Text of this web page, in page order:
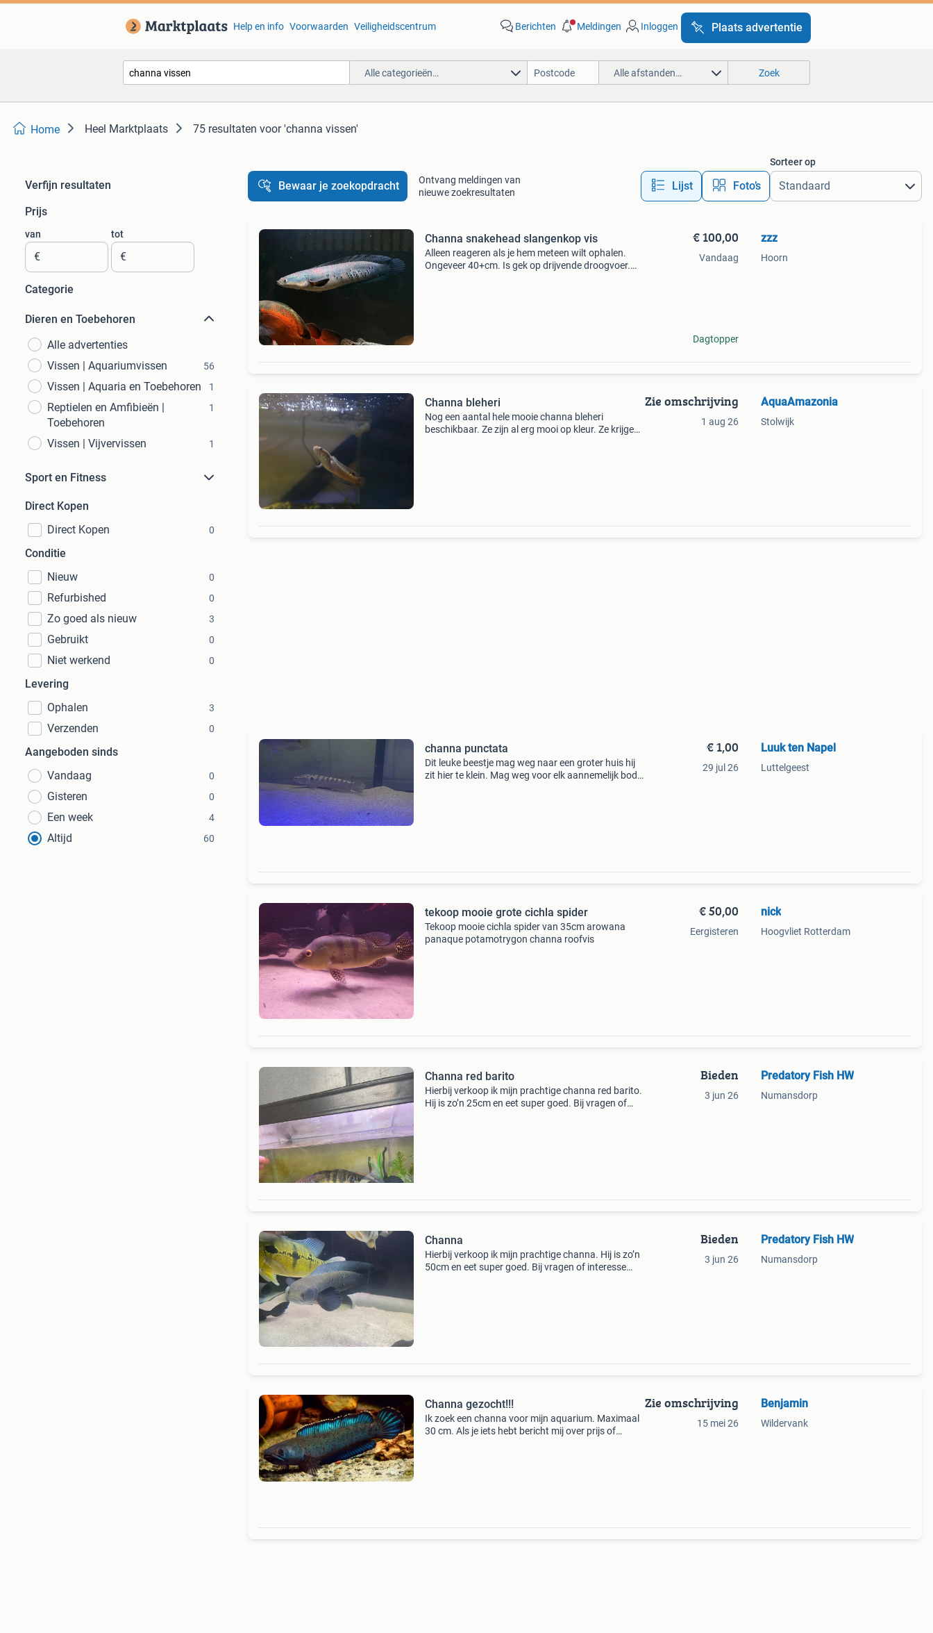
Help en info Voorwaarden Veiligheidscentrum Berichten Meldingen Inloggen Plaats advertentie
Alle categorieën… Alle afstanden… Zoek
Home Heel Marktplaats 75 resultaten voor 'channa vissen'
Verfijn resultaten
Prijs
van
€
tot
€
Categorie
Dieren en Toebehoren
Alle advertenties
Vissen | Aquariumvissen
56
Vissen | Aquaria en Toebehoren 1
Reptielen en Amfibieën |
Toebehoren
1
Vissen | Vijvervissen 1
Sport en Fitness
Direct Kopen
Direct Kopen
0
Conditie
Nieuw
0
Refurbished 0
Zo goed als nieuw 3
Gebruikt 0
Niet werkend 0
Levering
Ophalen
3
Verzenden 0
Aangeboden sinds
Vandaag
0
Gisteren 0
Een week 4
Altijd 60
Bewaar je zoekopdracht
Ontvang meldingen van
nieuwe zoekresultaten
Lijst Foto’s
Sorteer op
Channa snakehead slangenkop vis
Alleen reageren als je hem meteen wilt ophalen.
Ongeveer 40+cm. Is gek op drijvende droogvoer.
€ 100,00
Vandaag
Dagtopper
zzz
Hoorn
Channa bleheri
Nog een aantal hele mooie channa bleheri
beschikbaar. Ze zijn al erg mooi op kleur. Ze krijgen
Zie omschrijving
1 aug 26
AquaAmazonia
Stolwijk
channa punctata
Dit leuke beestje mag weg naar een groter huis hij
zit hier te klein. Mag weg voor elk aannemelijk bod
€ 1,00
29 jul 26
Luuk ten Napel
Luttelgeest
tekoop mooie grote cichla spider
Tekoop mooie cichla spider van 35cm arowana
panaque potamotrygon channa roofvis
€ 50,00
Eergisteren
nick
Hoogvliet Rotterdam
Channa red barito
Hierbij verkoop ik mijn prachtige channa red barito.
Hij is zo’n 25cm en eet super goed. Bij vragen of
Bieden
3 jun 26
Predatory Fish HW
Numansdorp
Channa
Hierbij verkoop ik mijn prachtige channa. Hij is zo’n
50cm en eet super goed. Bij vragen of interesse
Bieden
3 jun 26
Predatory Fish HW
Numansdorp
Channa gezocht!!!
Ik zoek een channa voor mijn aquarium. Maximaal
30 cm. Als je iets hebt bericht mij over prijs of
Zie omschrijving
15 mei 26
Benjamin
Wildervank